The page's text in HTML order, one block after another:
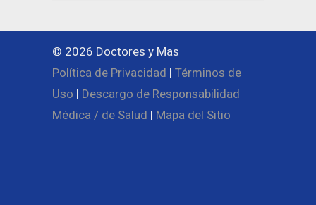
© 2026 Doctores y Mas
Política de Privacidad | Términos de
Uso | Descargo de Responsabilidad
Médica / de Salud | Mapa del Sitio